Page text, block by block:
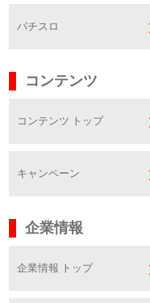
パチスロ
コンテンツ
コンテンツ トップ
キャンペーン
企業情報
企業情報 トップ